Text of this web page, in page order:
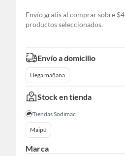
Envío gratis al comprar sobre
productos seleccionados.
Envío a domicilio
Llega mañana
Stock en tienda
Tiendas Sodimac
Maipú
Marca